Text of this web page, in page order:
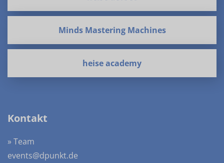
Minds Mastering Machines
heise academy
Kontakt
» Team
events@dpunkt.de